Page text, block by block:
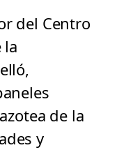
del Centro
la
de la
y